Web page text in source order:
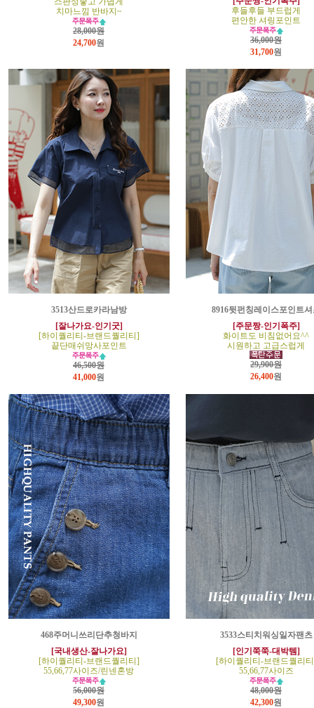
치마느낌 반바지~
28,000원
24,700원
후들후들 부드럽게
편안한 셔링포인트
36,000원
31,700원
3513산드로카라남방
[잘나가요-인기굿]
[하이퀄리티-브랜드퀄리티]
끝단매쉬망사포인트
46,500원
41,000원
8916뒷펀칭레이스포인트셔
[주문짱-인기폭주]
화이트도 비침없어요^^
시원하고 고급스럽게
29,900원
26,400원
468주머니쓰리단추청바지
[국내생산-잘나가요]
[하이퀄리티-브랜드퀄리티]
55,66,77사이즈/린넨혼방
56,000원
49,300원
3533스티치워싱일자팬츠
[인기쭉쭉-대박템]
[하이퀄리티-브랜드퀄리
55,66,77사이즈
48,000원
42,300원